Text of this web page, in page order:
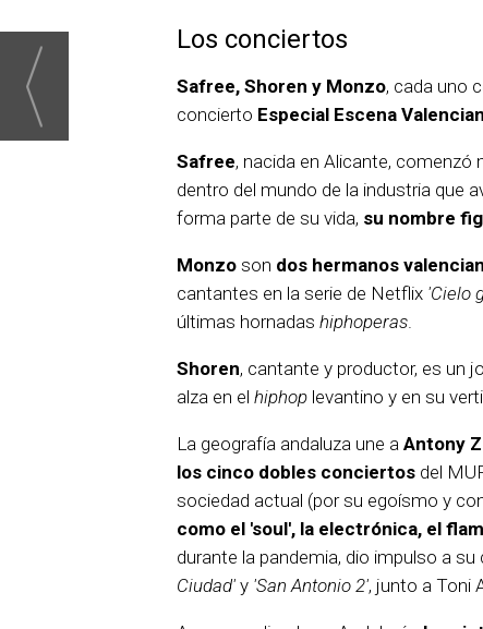
Los conciertos
Safree, Shoren y Monzo, cada uno
concierto Especial Escena
Safree, nacida en Alicante, comenzó
dentro del mundo de la industria que
forma parte de su vida, su nombre
Monzo son dos hermanos
cantantes en la serie de Netflix 'Cielo
últimas hornadas hiphoperas.
Shoren, cantante y productor, es un
alza en el hiphop levantino y en su
La geografía andaluza une a Antony Z
los cinco dobles conciertos del
sociedad actual (por su egoísmo y
como el 'soul', la electrónica, el
durante la pandemia, dio impulso a
Ciudad' y 'San Antonio 2', junto a Toni